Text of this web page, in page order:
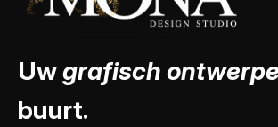
Uwgrafisch
buurt.